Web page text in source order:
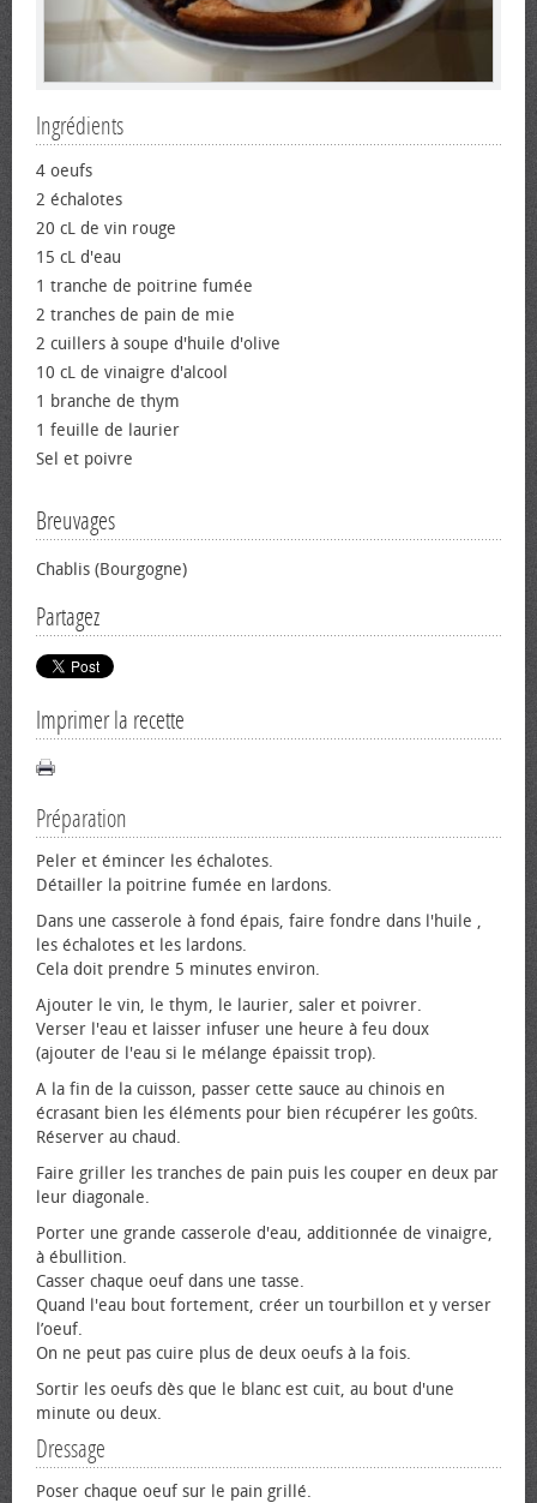
Ingrédients
4 œufs
2 échalotes
20 cL de vin rouge
15 cL d'eau
1 tranche de poitrine fumée
2 tranches de pain de mie
2 cuillers à soupe d'huile d'olive
10 cL de vinaigre d'alcool
1 branche de thym
1 feuille de laurier
Sel et poivre
Breuvages
Chablis (Bourgogne)
Partagez
Imprimer la recette
Préparation
Peler et émincer les échalotes.
Détailler la poitrine fumée en lardons.
Dans une casserole à fond épais, faire fondre dans l'huile ,
les échalotes et les lardons.
Cela doit prendre 5 minutes environ.
Ajouter le vin, le thym, le laurier, saler et poivrer.
Verser l'eau et laisser infuser une heure à feu doux
(ajouter de l'eau si le mélange épaissit trop).
A la fin de la cuisson, passer cette sauce au chinois en
écrasant bien les éléments pour bien récupérer les goûts.
Réserver au chaud.
Faire griller les tranches de pain puis les couper en deux par
leur diagonale.
Porter une grande casserole d'eau, additionnée de vinaigre,
à ébullition.
Casser chaque œuf dans une tasse.
Quand l'eau bout fortement, créer un tourbillon et y verser
l’œuf.
On ne peut pas cuire plus de deux œufs à la fois.
Sortir les œufs dès que le blanc est cuit, au bout d'une
minute ou deux.
Dressage
Poser chaque œuf sur le pain grillé.